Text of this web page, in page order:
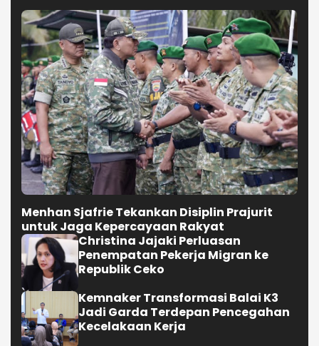
Menhan Sjafrie Tekankan Disiplin Prajurit
untuk Jaga Kepercayaan Rakyat
Christina Jajaki Perluasan
Penempatan Pekerja Migran ke
Republik Ceko
Kemnaker Transformasi Balai K3
Jadi Garda Terdepan Pencegahan
Kecelakaan Kerja